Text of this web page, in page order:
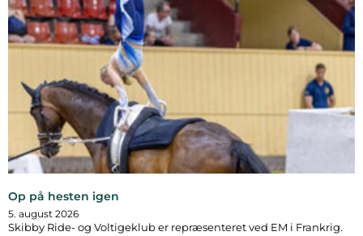
Op på hesten igen
5. august 2026
Skibby Ride- og Voltigeklub er repræsenteret ved EM i Frankrig.